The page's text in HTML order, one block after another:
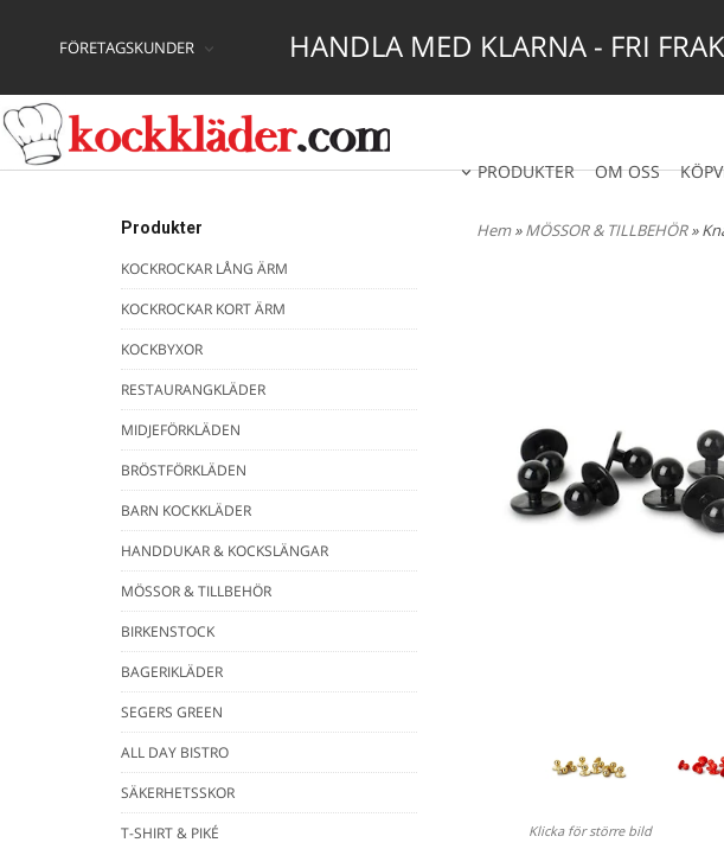
FÖRETAGSKUNDER HANDLA MED KLARNA - FRI
PRODUKTER OM OSS
Produkter
KOCKROCKAR LÅNG ÄRM
KOCKROCKAR KORT ÄRM
KOCKBYXOR
RESTAURANGKLÄDER
MIDJEFÖRKLÄDEN
BRÖSTFÖRKLÄDEN
BARN KOCKKLÄDER
HANDDUKAR & KOCKSLÄNGAR
MÖSSOR & TILLBEHÖR
BIRKENSTOCK
BAGERIKLÄDER
SEGERS GREEN
ALL DAY BISTRO
SÄKERHETSSKOR
T-SHIRT & PIKÉ
Hem»MÖSSOR & TILLBEHÖR»
Klicka för större bild